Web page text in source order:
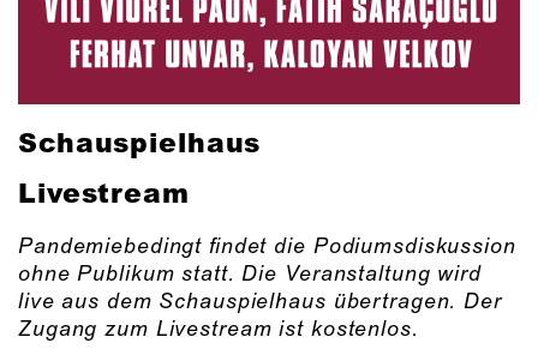
Schauspielhaus
Livestream
Pandemiebedingt findet die Podiumsdiskussion
ohne Publikum statt. Die Veranstaltung wird
live aus dem Schauspielhaus übertragen.Der
Zugang zum Livestream ist kostenlos.